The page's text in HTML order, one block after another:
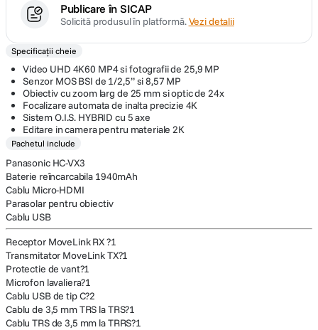
Publicare în SICAP
Solicită produsul în platformă.Vezi detalii
Specificații cheie
Video UHD 4K60 MP4 si fotografii de 25,9 MP
Senzor MOS BSI de 1/2,5” si 8,57 MP
Obiectiv cu zoom larg de 25 mm si optic de 24x
Focalizare automata de inalta precizie 4K
Sistem O.I.S. HYBRID cu 5 axe
Editare in camera pentru materiale 2K
Pachetul include
Panasonic HC-VX3
Baterie reîncarcabila 1940mAh
Cablu Micro-HDMI
Parasolar pentru obiectiv
Cablu USB
Receptor MoveLink RX ?1
Transmitator MoveLink TX?1
Protectie de vant?1
Microfon lavaliera?1
Cablu USB de tip C?2
Cablu de 3,5 mm TRS la TRS?1
Cablu TRS de 3,5 mm la TRRS?1